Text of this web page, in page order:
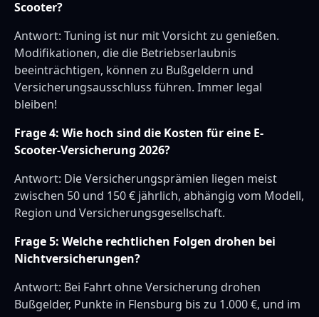
Scooter?
Antwort: Tuning ist nur mit Vorsicht zu genießen.
Modifikationen, die die Betriebserlaubnis
beeinträchtigen, können zu Bußgeldern und
Versicherungsausschluss führen. Immer legal
bleiben!
Frage 4: Wie hoch sind die Kosten für eine E-
Scooter-Versicherung 2026?
Antwort: Die Versicherungsprämien liegen meist
zwischen 50 und 150 € jährlich, abhängig vom Modell,
Region und Versicherungsgesellschaft.
Frage 5: Welche rechtlichen Folgen drohen bei
Nichtversicherungen?
Antwort: Bei Fahrt ohne Versicherung drohen
Bußgelder, Punkte in Flensburg bis zu 1.000 €, und im